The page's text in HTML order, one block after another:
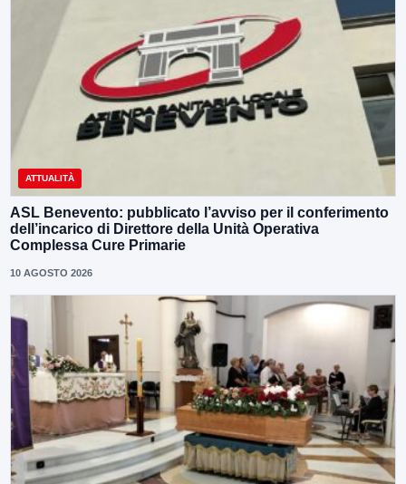
ATTUALITÀ
ASL Benevento: pubblicato l’avviso per il conferimento
dell’incarico di Direttore della Unità Operativa
Complessa Cure Primarie
10 AGOSTO 2026